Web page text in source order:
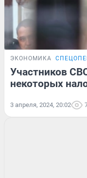
ЭКОНОМИКА
Участников
некоторых
3 апреля, 2024, 20:02